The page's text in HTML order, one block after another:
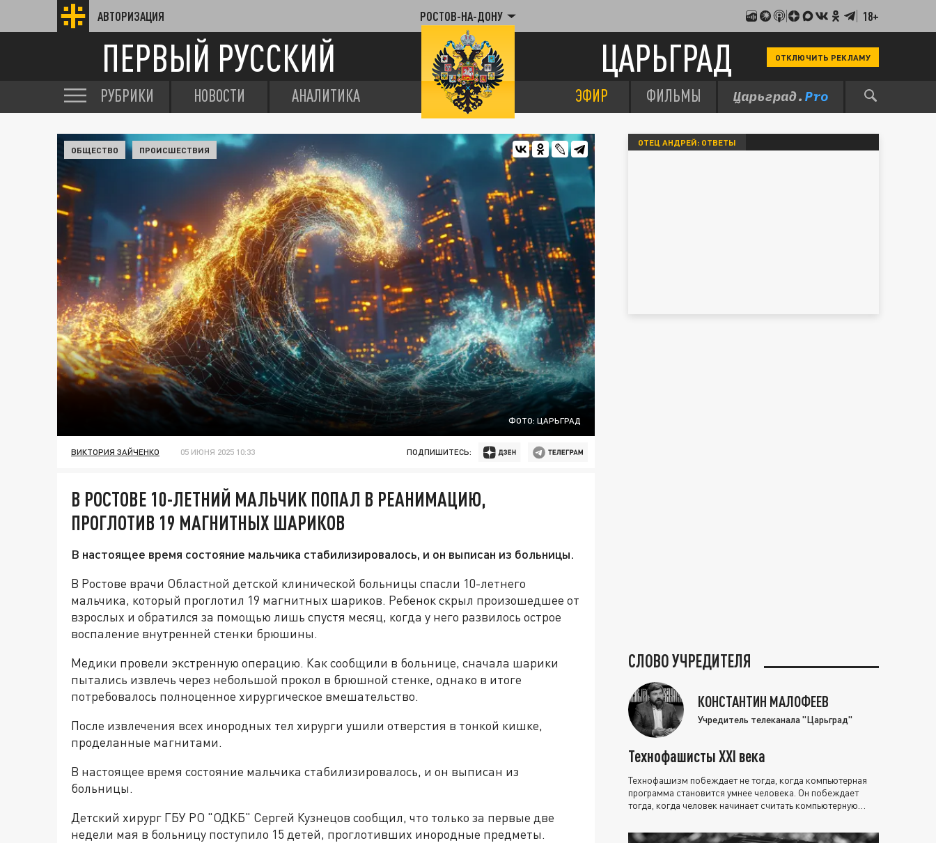
АВТОРИЗАЦИЯ РОСТОВ-НА-ДОНУ 18+
ПЕРВЫЙ РУССКИЙ ЦАРЬГРАД ОТКЛЮЧИТЬ РЕКЛАМУ
РУБРИКИ НОВОСТИ АНАЛИТИКА ЭФИР ФИЛЬМЫ
ФОТО: ЦАРЬГРАД
ОБЩЕСТВО ПРОИСШЕСТВИЯ
ВИКТОРИЯ ЗАЙЧЕНКО 05 ИЮНЯ 2025 10:33 ПОДПИШИТЕСЬ:
В РОСТОВЕ 10-ЛЕТНИЙ МАЛЬЧИК ПОПАЛ В РЕАНИМАЦИЮ,
ПРОГЛОТИВ 19 МАГНИТНЫХ ШАРИКОВ
В настоящее время состояние мальчика стабилизировалось, и он выписан из больницы.
В Ростове врачи Областной детской клинической больницы спасли 10-летнего
мальчика, который проглотил 19 магнитных шариков. Ребенок скрыл произошедшее от
взрослых и обратился за помощью лишь спустя месяц, когда у него развилось острое
воспаление внутренней стенки брюшины.
Медики провели экстренную операцию. Как сообщили в больнице, сначала шарики
пытались извлечь через небольшой прокол в брюшной стенке, однако в итоге
потребовалось полноценное хирургическое вмешательство.
После извлечения всех инородных тел хирурги ушили отверстия в тонкой кишке,
проделанные магнитами.
В настоящее время состояние мальчика стабилизировалось, и он выписан из
больницы.
Детский хирург ГБУ РО "ОДКБ" Сергей Кузнецов сообщил, что только за первые две
недели мая в больницу поступило 15 детей, проглотивших инородные предметы.
ОТЕЦ АНДРЕЙ: ОТВЕТЫ
СЛОВО УЧРЕДИТЕЛЯ
КОНСТАНТИН МАЛОФЕЕВ
Учредитель телеканала "Царьград"
Технофашисты XXI века
Технофашизм побеждает не тогда, когда компьютерная
программа становится умнее человека. Он побеждает
тогда, когда человек начинает считать компьютерную